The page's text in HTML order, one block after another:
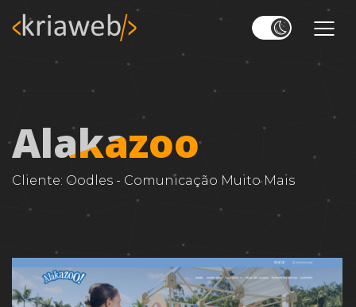
Alakazoo
Cliente: Oodles - Comunicação Muito Mais